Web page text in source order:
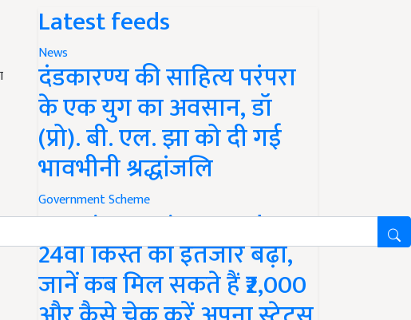
Latest feeds
News
दंडकारण्य की साहित्य परंपरा
के एक युग का अवसान, डॉ
(प्रो). बी. एल. झा को दी गई
भावभीनी श्रद्धांजलि
Government Scheme
PM Kisan Yojana Update:
24वीं किस्त का इंतजार बढ़ा,
जानें कब मिल सकते हैं ₹2,000